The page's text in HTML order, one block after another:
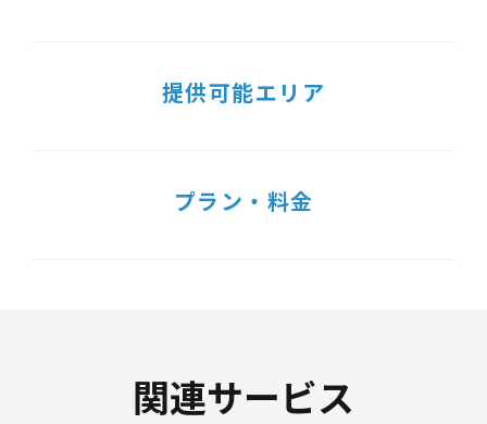
提供可能エリア
プラン・料金
関連サービス